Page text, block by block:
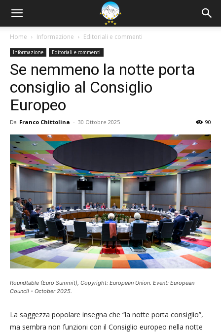
Home Informazione Editoriali e commenti
Informazione Editoriali e commenti
Se nemmeno la notte porta
consiglio al Consiglio
Europeo
Da Franco Chittolina - 30 Ottobre 2025 90
Roundtable (Euro Summit), Copyright: European Union. Event: European
Council - October 2025.
La saggezza popolare insegna che “la notte porta consiglio”,
ma sembra non funzioni con il Consiglio europeo nella notte